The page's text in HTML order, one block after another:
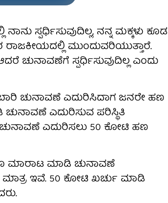
ಸ್ಪರ್ಧಿಸುವುದಿಲ್ಲ, ನನ್ನ ಮಕ್ಕಳು ಕೂಡ
ರಾಜಕೀಯದಲ್ಲಿ ಮುಂದುವರಿಯುತ್ತಾರೆ.
ಚುನಾವಣೆಗೆ ಸ್ಪರ್ಧಿಸುವುದಿಲ್ಲ ಎಂದು
ಚುನಾವಣೆ ಎದುರಿಸಿದಾಗ ಜನರೇ ಹಣ
ಎದುರಿಸುವ ಪರಿಸ್ಥಿತಿ
ಎದುರಿಸಲು 50 ಕೋಟಿ ಹಣ
ಮಾರಾಟ ಮಾಡಿ ಚುನಾವಣೆ
ಮಾತ್ರ ಇವೆ. 50 ಕೋಟಿ ಖರ್ಚು ಮಾಡಿ